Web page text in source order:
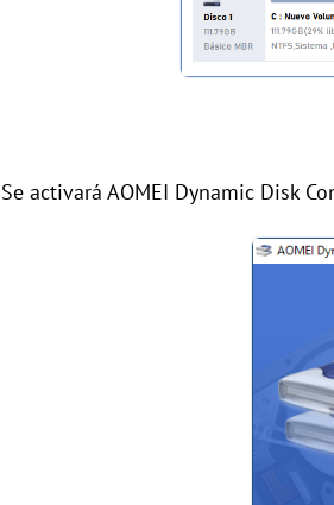
Se activará AOMEI Dynamic Disk